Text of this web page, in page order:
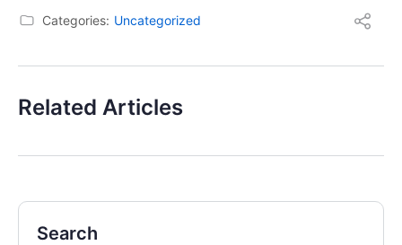
Categories: Uncategorized
Related Articles
Search